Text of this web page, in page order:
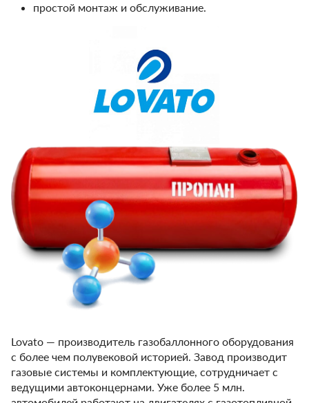
Lovato — производитель газобаллонного оборудования
с более чем полувековой историей. Завод производит
газовые системы и комплектующие, сотрудничает с
ведущими автоконцернами. Уже более 5 млн.
простой монтаж и обслуживание.